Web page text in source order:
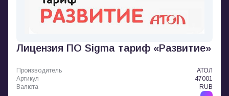
Лицензия ПО Sigma тариф «Развитие»
Производитель
АТОЛ
Артикул
47001
Валюта
RUB